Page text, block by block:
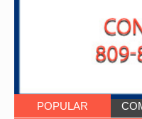
POPULAR